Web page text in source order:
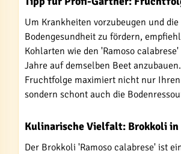
Um Krankheiten vorzubeugen und die
Bodengesundheit zu fördern,
Kohlarten wie den 'Ramoso
Jahre auf demselben Beet
Fruchtfolge maximiert nicht nur
sondern schont auch die
Kulinarische Vielfalt: Brokkoli in
Der Brokkoli 'Ramoso calabrese' ist